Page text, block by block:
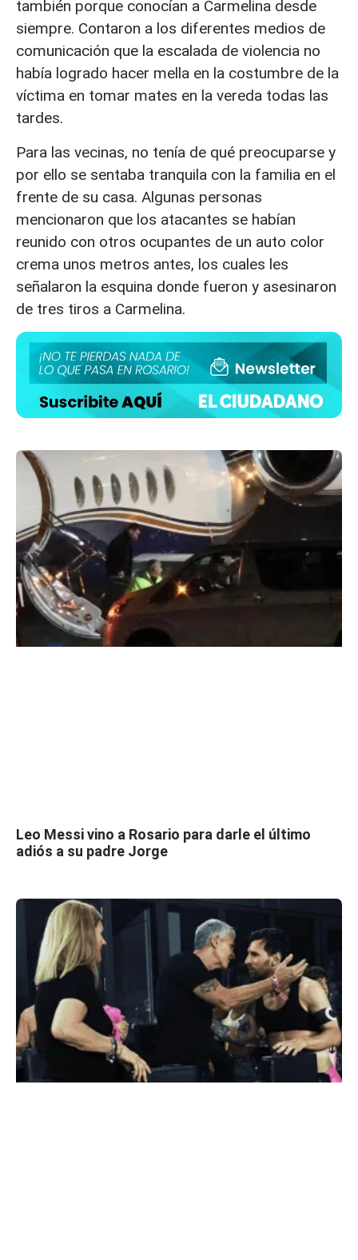
también porque conocían a Carmelina desde
siempre. Contaron a los diferentes medios de
comunicación que la escalada de violencia no
había logrado hacer mella en la costumbre de la
víctima en tomar mates en la vereda todas las
tardes.
Para las vecinas, no tenía de qué preocuparse y
por ello se sentaba tranquila con la familia en el
frente de su casa. Algunas personas
mencionaron que los atacantes se habían
reunido con otros ocupantes de un auto color
crema unos metros antes, los cuales les
señalaron la esquina donde fueron y asesinaron
de tres tiros a Carmelina.
Leo Messi vino a Rosario para darle el último
adiós a su padre Jorge